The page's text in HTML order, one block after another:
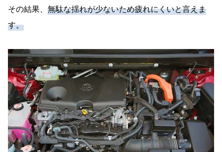
その結果、 無駄な揺れが少ないため疲れにくいと言えま
す。